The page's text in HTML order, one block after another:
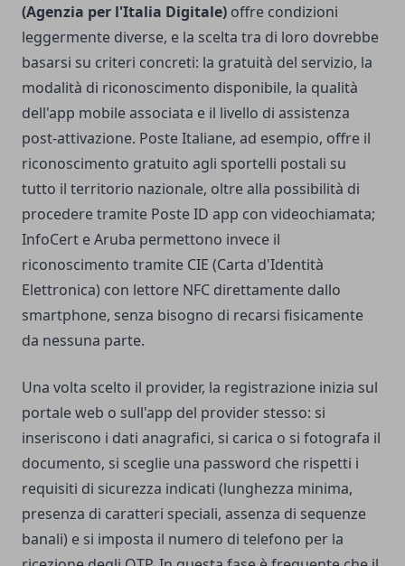
(Agenzia per l'Italia Digitale) offre condizioni
leggermente diverse, e la scelta tra di loro dovrebbe
basarsi su criteri concreti: la gratuità del servizio, la
modalità di riconoscimento disponibile, la qualità
dell'app mobile associata e il livello di assistenza
post-attivazione. Poste Italiane, ad esempio, offre il
riconoscimento gratuito agli sportelli postali su
tutto il territorio nazionale, oltre alla possibilità di
procedere tramite Poste ID app con videochiamata;
InfoCert e Aruba permettono invece il
riconoscimento tramite CIE (Carta d'Identità
Elettronica) con lettore NFC direttamente dallo
smartphone, senza bisogno di recarsi fisicamente
da nessuna parte.
Una volta scelto il provider, la registrazione inizia sul
portale web o sull'app del provider stesso: si
inseriscono i dati anagrafici, si carica o si fotografa il
documento, si sceglie una password che rispetti i
requisiti di sicurezza indicati (lunghezza minima,
presenza di caratteri speciali, assenza di sequenze
banali) e si imposta il numero di telefono per la